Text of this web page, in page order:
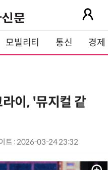
모빌리티 통신 경제
이, '뮤지컬 같
트 : 2026-03-24 23:32